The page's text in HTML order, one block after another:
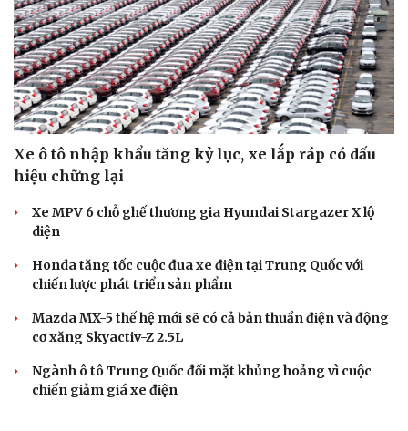
Xe ô tô nhập khẩu tăng kỷ lục, xe lắp ráp có dấu
hiệu chững lại
Xe MPV 6 chỗ ghế thương gia Hyundai Stargazer X lộ
diện
Honda tăng tốc cuộc đua xe điện tại Trung Quốc với
chiến lược phát triển sản phẩm
Mazda MX-5 thế hệ mới sẽ có cả bản thuần điện và động
cơ xăng Skyactiv-Z 2.5L
Ngành ô tô Trung Quốc đối mặt khủng hoảng vì cuộc
chiến giảm giá xe điện